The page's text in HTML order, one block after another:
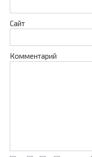
Сайт
Комментарий